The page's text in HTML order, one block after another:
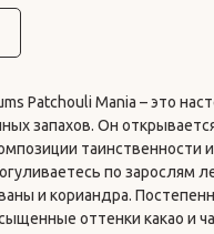
Patchouli Mania – это
запахов. Он
таинственности
по зарослям
и кориандра.
оттенки какао и